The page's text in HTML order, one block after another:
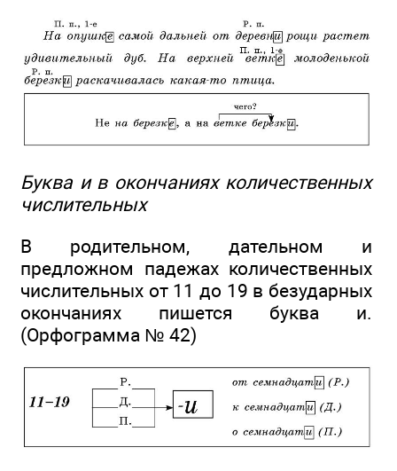
Буква и в окончаниях количественных
числительных
В родительном, дательном и
предложном падежах количественных
числительных от 11 до 19 в безударных
окончаниях пишется буква и.
(Орфограмма № 42)